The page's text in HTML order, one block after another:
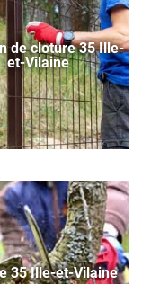
de cloture 35 Ille-
et-Vilaine
35 Ille-et-Vilaine